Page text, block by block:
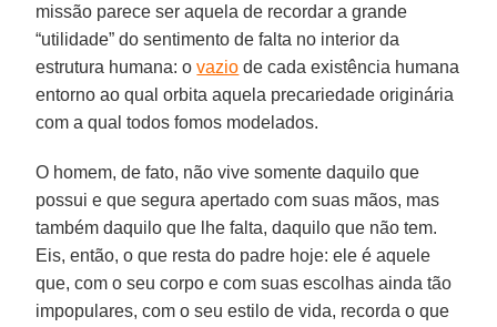
missão parece ser aquela de recordar a grande
“utilidade” do sentimento de falta no interior da
estrutura humana: ovazio de cada existência humana
entorno ao qual orbita aquela precariedade originária
com a qual todos fomos modelados.
O homem, de fato, não vive somente daquilo que
possui e que segura apertado com suas mãos, mas
também daquilo que lhe falta, daquilo que não tem.
Eis, então, o que resta do padre hoje: ele é aquele
que, com o seu corpo e com suas escolhas ainda tão
impopulares, com o seu estilo de vida, recorda o que